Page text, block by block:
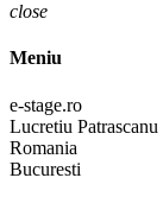
close
Meniu
e-stage.ro
Lucretiu
Romania
Bucuresti